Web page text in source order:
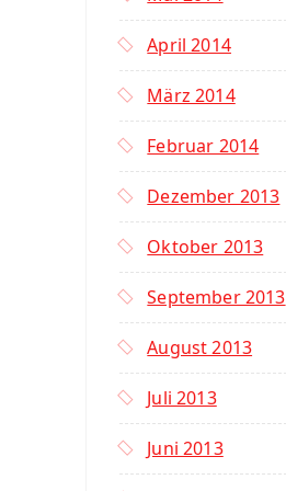
April 2014
März 2014
Februar 2014
Dezember 2013
Oktober 2013
September 2013
August 2013
Juli 2013
Juni 2013